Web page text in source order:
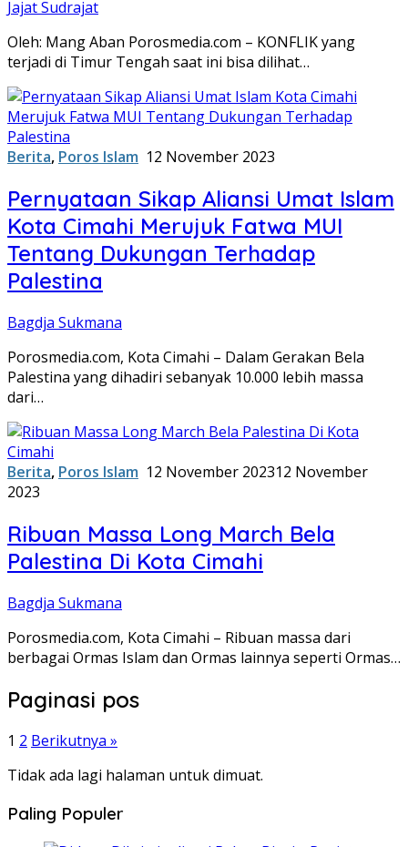
Jajat Sudrajat
Oleh: Mang Aban Porosmedia.com – KONFLIK yang
terjadi di Timur Tengah saat ini bisa dilihat…
Berita, Poros Islam 12 November 2023
Pernyataan Sikap Aliansi Umat Islam
Kota Cimahi Merujuk Fatwa MUI
Tentang Dukungan Terhadap
Palestina
Bagdja Sukmana
Porosmedia.com, Kota Cimahi – Dalam Gerakan Bela
Palestina yang dihadiri sebanyak 10.000 lebih massa
dari…
Berita, Poros Islam 12 November 202312 November
2023
Ribuan Massa Long March Bela
Palestina Di Kota Cimahi
Bagdja Sukmana
Porosmedia.com, Kota Cimahi – Ribuan massa dari
berbagai Ormas Islam dan Ormas lainnya seperti Ormas…
Paginasi pos
1 2 Berikutnya »
Tidak ada lagi halaman untuk dimuat.
Paling Populer